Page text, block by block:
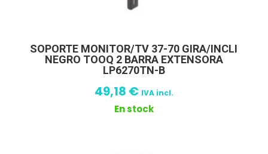
SOPORTE MONITOR/TV 37-70 GIRA/INCLI
NEGRO TOOQ 2 BARRA EXTENSORA
LP6270TN-B
49,18 € IVA incl.
En stock